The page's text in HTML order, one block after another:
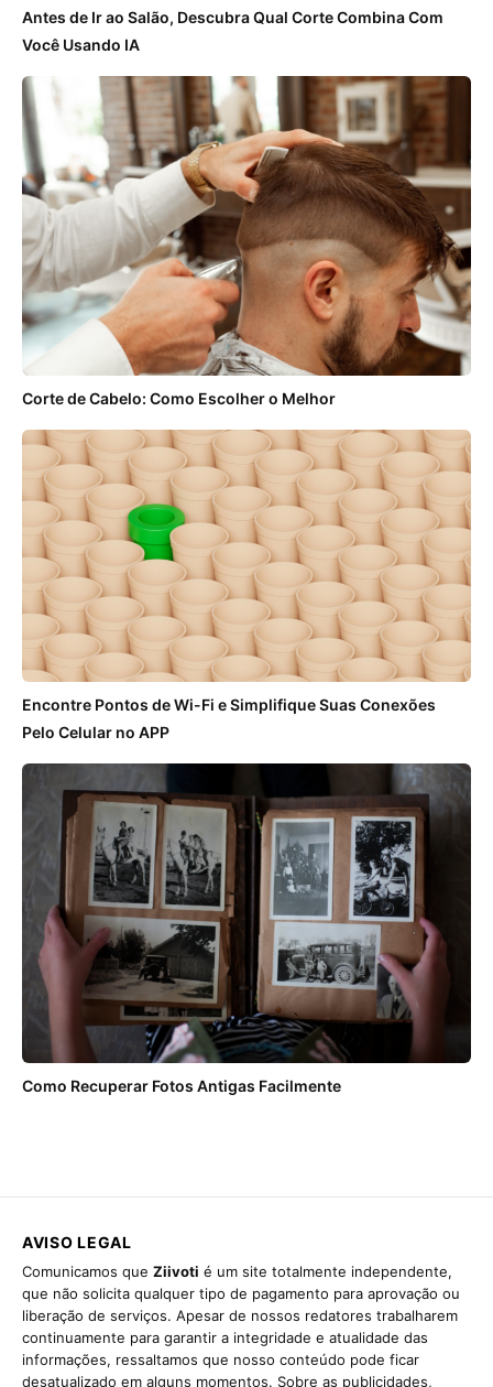
Antes de Ir ao Salão, Descubra Qual Corte Combina Com
Você Usando IA
Corte de Cabelo: Como Escolher o Melhor
Encontre Pontos de Wi-Fi e Simplifique Suas Conexões
Pelo Celular no APP
Como Recuperar Fotos Antigas Facilmente
AVISO LEGAL
Comunicamos que Ziivoti é um site totalmente independente,
que não solicita qualquer tipo de pagamento para aprovação ou
liberação de serviços. Apesar de nossos redatores trabalharem
continuamente para garantir a integridade e atualidade das
informações, ressaltamos que nosso conteúdo pode ficar
desatualizado em alguns momentos. Sobre as publicidades,